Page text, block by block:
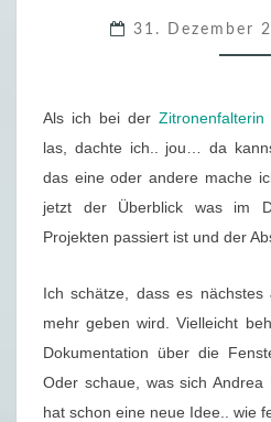
(
–
31. Dezember
Als ich bei der Zitronenfalterin
las, dachte ich.. jou… da
das eine oder andere mache
jetzt der Überblick was im
Projekten passiert ist und der
Ich schätze, dass es
mehr geben wird. Vielleicht
Dokumentation über die
Oder schaue, was sich Andrea
hat schon eine neue Idee.. wie